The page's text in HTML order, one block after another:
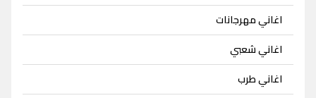
اغاني مهرجانات
اغاني شعبي
اغاني طرب